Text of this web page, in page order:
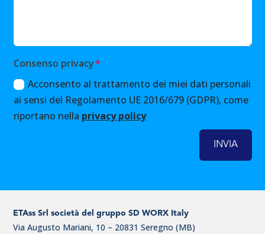
Consenso privacy
Acconsento al trattamento dei miei dati personali
ai sensi del Regolamento UE 2016/679 (GDPR), come
riportano nella privacy policy
INVIA
ETAss Srl società del gruppo SD WORX Italy
Via Augusto Mariani, 10 – 20831 Seregno (MB)